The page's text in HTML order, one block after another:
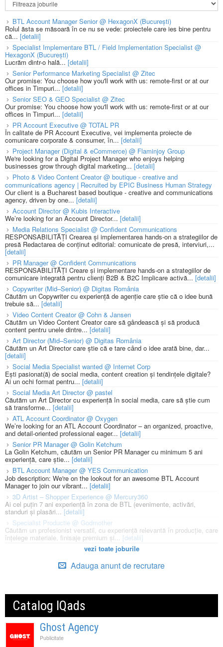
BTL Account Manager Senior @ HexagonX (București)
Rolul ăsta se măsoară în ce nu se vede: proiectele care ies bine pentru
că... [detalii]
Specialist Implementare BTL / Field Implementation Specialist @
HexagonX (București)
Lucrăm dintr-o hală...[detalii]
Senior Performance Marketing Specialist @ Zitec
Our promise: You choose how you'll work with us: remote-first or at our
offices in Timpuri... [detalii]
Senior SEO & GEO Specialist @ Zitec
Our promise: You choose how you'll work with us: remote-first or at our
offices in Timpuri... [detalii]
PR Account Executive @ TOTAL PR
În calitate de PR Account Executive, vei implementa proiecte de
comunicare corporate & consumer, în... [detalii]
Project Manager (Digital & eCommerce) @ Flaminjoy Group
We're looking for a Digital Project Manager who enjoys helping
businesses grow through digital marketing... [detalii]
Photo & Video Content Creator @ boutique - creative and
communications agency | Recruited by EPIC Business Human Strategy
Our client is a Bucharest based boutique - creative and communications
agency, driven by one... [detalii]
Account Director @ Kubis Interactive
We’re looking for an Account Director... [detalii]
Media Relations Specialist @ Confident Communications
RESPONSABILITĂȚI Crearea și implementarea hands-on a strategiilor de
presă Redactarea de conținut editorial: comunicate de presă, interviuri,...
[detalii]
PR Manager @ Confident Communications
RESPONSABILITĂȚI Creare și implementare hands-on a strategiilor de
comunicare integrată pentru clienți B2B & B2C Implicare activă... [detalii]
Copywriter (Mid–Senior) @ Digitas România
Căutăm un Copywriter cu experiență de agenție care știe că o idee bună
trebuie să... [detalii]
Video Content Creator @ Cohn & Jansen
Căutăm un Video Content Creator care să gândească și să producă
content pentru unele dintre... [detalii]
Art Director (Mid–Senior) @ Digitas România
Căutăm un Art Director care știe că e tare când o idee arată bine, dar...
[detalii]
Social Media Specialist wanted @ Internet Corp
Ești pasionat(ă) de social media, content creation și tendințele digitale?
Ai un ochi format pentru... [detalii]
Social Media Art Director @ pastel
Căutăm un Art Director cu experiență în social media, care să știe cum
să transforme... [detalii]
ATL Account Coordinator @ Oxygen
We’re looking for an ATL Account Coordinator – an organized, proactive,
and detail-oriented professional eager... [detalii]
Senior PR Manager @ Golin Ketchum
La Golin Ketchum, căutăm un Senior PR Manager cu minimum 5 ani
experiență, care știe... [detalii]
BTL Account Manager @ YES Communication
Job description: We're on the lookout for an awesome BTL Account
Manager to join our vibrant... [detalii]
3D Artist – Shopper Experience @ Mercury360
Ai cel puțin 7 ani experiență în zona de BTL (evenimente, activări,
standuri și plasări...[detalii]
Specialist Productie @ Godmother
Căutăm un profesionist versatil, cu experiență relevantă în producție, care
înțelege materiale, finisaje premium și... [detalii]
vezi toate joburile
Adauga anunt de recrutare
Catalog IQads
Ghost Agency
Publicitate